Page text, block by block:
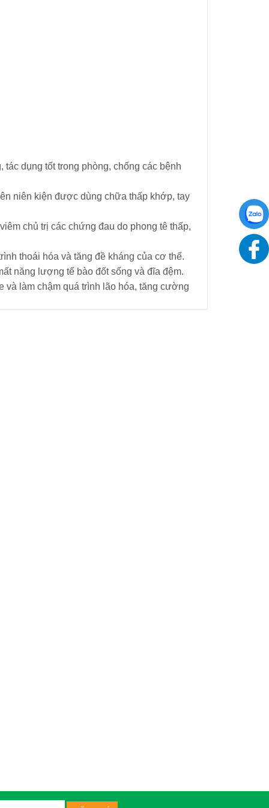
dụng tốt trong phòng, chống các bệnh
niên kiện được dùng chữa thấp khớp, tay
chủ trị các chứng đau do phong tê thấp,
thoái hóa và tăng đề kháng của cơ thể.
năng lượng tế bào đốt sống và đĩa đệm.
và làm chậm quá trình lão hóa, tăng cường